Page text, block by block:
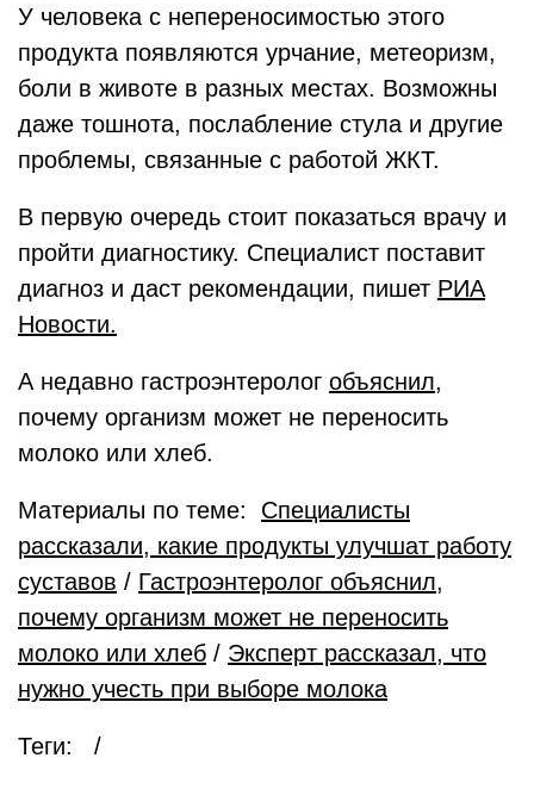
У человека с непереносимостью этого
продукта появляются урчание, метеоризм,
боли в животе в разных местах. Возможны
даже тошнота, послабление стула и другие
проблемы, связанные с работой ЖКТ.
В первую очередь стоит показаться врачу и
пройти диагностику. Специалист поставит
диагноз и даст рекомендации, пишет РИА
Новости.
А недавно гастроэнтеролог объяснил,
почему организм может не переносить
молоко или хлеб.
Материалы по теме: Специалисты
рассказали, какие продукты улучшат работу
суставов / Гастроэнтеролог объяснил,
почему организм может не переносить
молоко или хлеб / Эксперт рассказал, что
нужно учесть при выборе молока
Теги: /